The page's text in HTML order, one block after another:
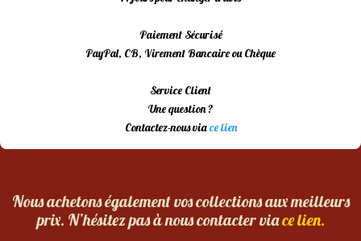
Paiement Sécurisé
PayPal, CB, Virement Bancaire ou Chèque
Service Client
Une question ?
Contactez-nous viace lien
Nous achetons également vos collections aux meilleurs
prix. N’hésitez pas à nous contacter viace lien.